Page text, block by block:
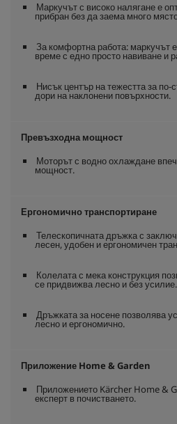
Маркучът с високо налягане е
прибран без да заема много
За комфортна работа: маркучът
време с едно просто навиване и
Нисък център на тежестта за по-
дори на наклонени повърхности.
Превъзходна мощност
Моторът с водно охлаждане
мощност.
Ергономично транспортиране
Телескопичната дръжка с
лесен, удобен и ергономичен
Колелата с мека конструкция
се придвижва лесно и без усилие.
Дръжката за носене позволява
лесно и ергономично.
Приложение Home & Garden
Приложението Kärcher Home &
експерт в почистването.